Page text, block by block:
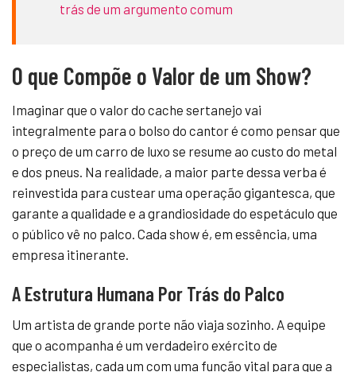
trás de um argumento comum
O que Compõe o Valor de um Show?
Imaginar que o valor do cache sertanejo vai
integralmente para o bolso do cantor é como pensar que
o preço de um carro de luxo se resume ao custo do metal
e dos pneus. Na realidade, a maior parte dessa verba é
reinvestida para custear uma operação gigantesca, que
garante a qualidade e a grandiosidade do espetáculo que
o público vê no palco. Cada show é, em essência, uma
empresa itinerante.
A Estrutura Humana Por Trás do Palco
Um artista de grande porte não viaja sozinho. A equipe
que o acompanha é um verdadeiro exército de
especialistas, cada um com uma função vital para que a